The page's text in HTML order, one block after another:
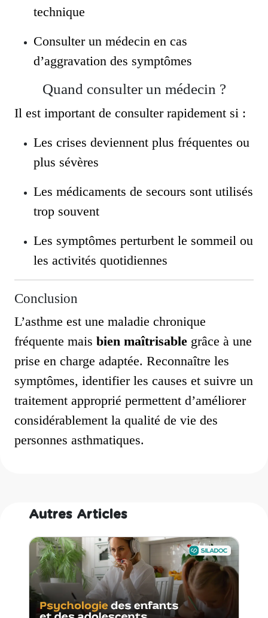
technique
Consulter un médecin en cas
d’aggravation des symptômes
Quand consulter un médecin ?
Il est important de consulter rapidement si :
Les crises deviennent plus fréquentes ou
plus sévères
Les médicaments de secours sont utilisés
trop souvent
Les symptômes perturbent le sommeil ou
les activités quotidiennes
Conclusion
L’asthme est une maladie chronique
fréquente mais bien maîtrisable grâce à une
prise en charge adaptée. Reconnaître les
symptômes, identifier les causes et suivre un
traitement approprié permettent d’améliorer
considérablement la qualité de vie des
personnes asthmatiques.
Autres Articles